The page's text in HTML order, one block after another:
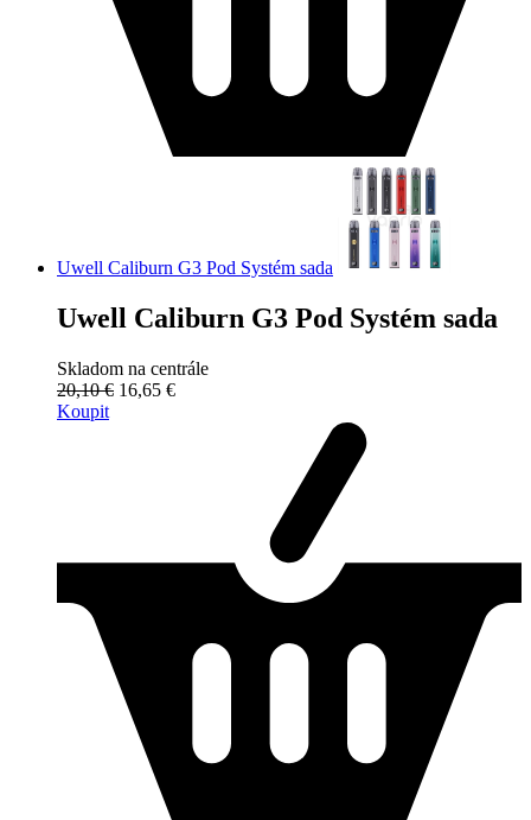
Uwell Caliburn G3 Pod Systém sada
Uwell Caliburn G3 Pod Systém sada
Skladom na centrále
20,10 € 16,65 €
Koupit